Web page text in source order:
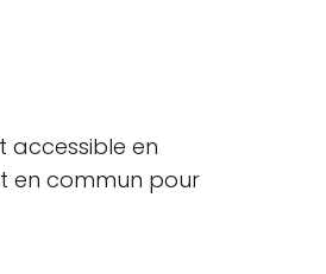
accessible en
en commun pour